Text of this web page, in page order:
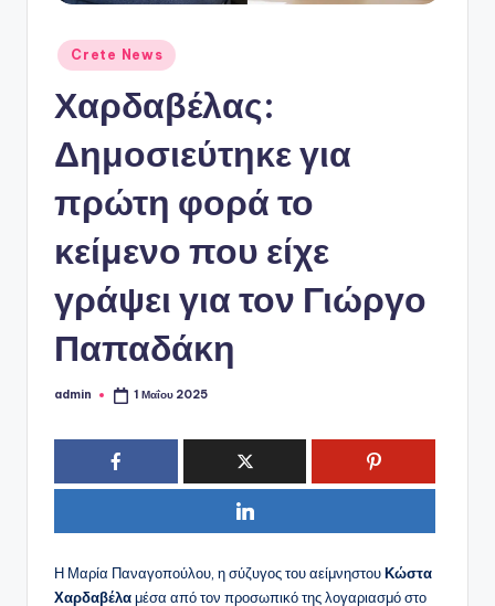
Αναρτήθηκε
σε
Crete News
Χαρδαβέλας:
Δημοσιεύτηκε για
πρώτη φορά το
κείμενο που είχε
γράψει για τον Γιώργο
Παπαδάκη
Συγγραφέας:
admin 1 Μαΐου 2025
Η Μαρία Παναγοπούλου, η σύζυγος του αείμνηστουΚώστα
Χαρδαβέλαμέσα από τον προσωπικό της λογαριασμό στο